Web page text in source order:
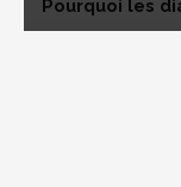
Pourquoi les